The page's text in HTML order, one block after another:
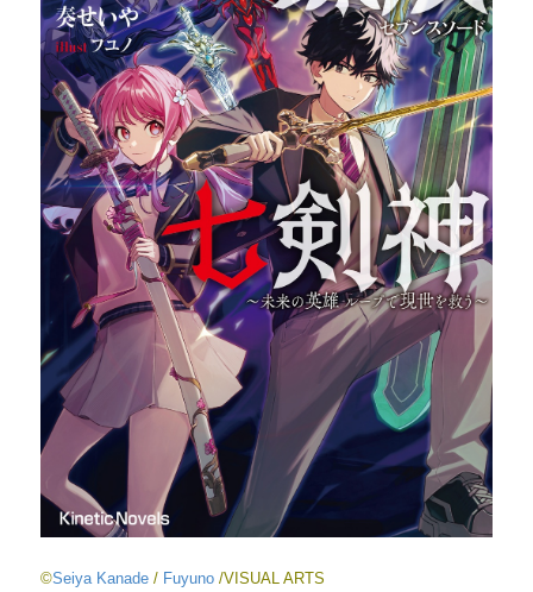
©Seiya Kanade / Fuyuno /VISUAL ARTS